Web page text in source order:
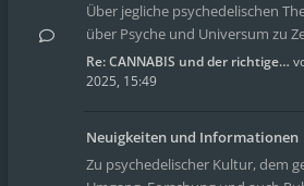
Über jegliche psychedelischen
über Psyche und Universum zu
Re: CANNABIS und der richtige…
2025, 15:49
Neuigkeiten und Informationen
Zu psychedelischer Kultur, dem